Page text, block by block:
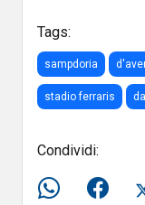
Tags:
sampdoria
stadio ferraris
Condividi: